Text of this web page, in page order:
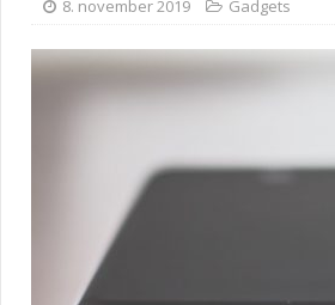
8. november 2019 Gadgets